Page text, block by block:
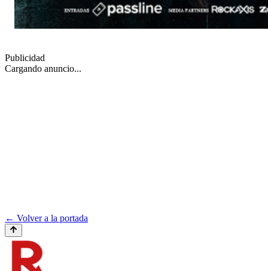
Publicidad
Cargando anuncio...
← Volver a la portada